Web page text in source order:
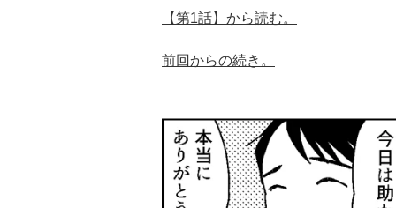
【第1話】から読む。
前回からの続き。